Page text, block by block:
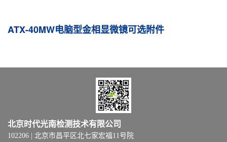
ATX-40MW电脑型金相显微镜可选附件
北京时代光南检测技术有限公司
102206 | 北京市昌平区北七家宏福11号院